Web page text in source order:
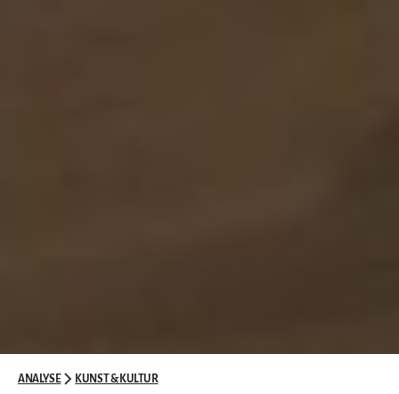
ANALYSE KUNST & KULTUR